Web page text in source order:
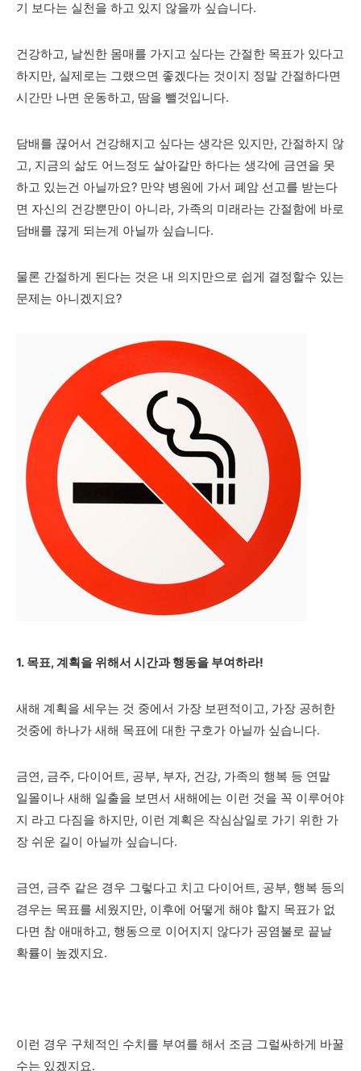
기 보다는 실천을 하고 있지 않을까 싶습니다.
건강하고, 날씬한 몸매를 가지고 싶다는 간절한 목표가 있다고
하지만, 실제로는 그랬으면 좋겠다는 것이지 정말 간절하다면
시간만 나면 운동하고, 땀을 뺄것입니다.
담배를 끊어서 건강해지고 싶다는 생각은 있지만, 간절하지 않
고, 지금의 삶도 어느정도 살아갈만 하다는 생각에 금연을 못
하고 있는건 아닐까요? 만약 병원에 가서 폐암 선고를 받는다
면 자신의 건강뿐만이 아니라, 가족의 미래라는 간절함에 바로
담배를 끊게 되는게 아닐까 싶습니다.
물론 간절하게 된다는 것은 내 의지만으로 쉽게 결정할수 있는
문제는 아니겠지요?
1. 목표, 계획을 위해서 시간과 행동을 부여하라!
새해 계획을 세우는 것 중에서 가장 보편적이고, 가장 공허한
것중에 하나가 새해 목표에 대한 구호가 아닐까 싶습니다.
금연, 금주, 다이어트, 공부, 부자, 건강, 가족의 행복 등 연말
일몰이나 새해 일출을 보면서 새해에는 이런 것을 꼭 이루어야
지 라고 다짐을 하지만, 이런 계획은 작심삼일로 가기 위한 가
장 쉬운 길이 아닐까 싶습니다.
금연, 금주 같은 경우 그렇다고 치고 다이어트, 공부, 행복 등의
경우는 목표를 세웠지만, 이후에 어떻게 해야 할지 목표가 없
다면 참 애매하고, 행동으로 이어지지 않다가 공염불로 끝날
확률이 높겠지요.
이런 경우 구체적인 수치를 부여를 해서 조금 그럴싸하게 바꿀
수는 있겠지요.